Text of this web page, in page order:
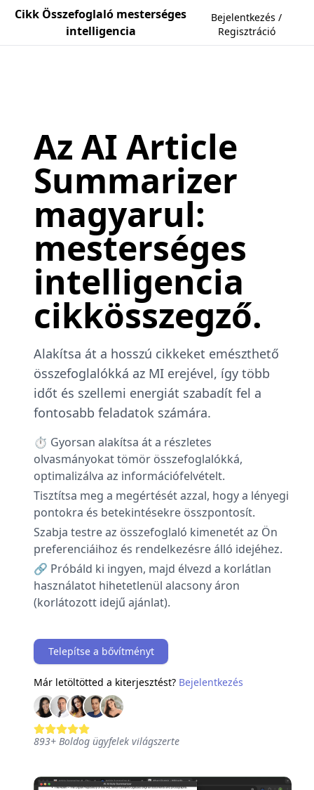
Cikk Összefoglaló mesterséges
intelligencia
Bejelentkezés /
Regisztráció
Az AI Article
Summarizer
magyarul:
mesterséges
intelligencia
cikkösszegző.
Alakítsa át a hosszú cikkeket emészthető
összefoglalókká az MI erejével, így több
időt és szellemi energiát szabadít fel a
fontosabb feladatok számára.
⏱️ Gyorsan alakítsa át a részletes
olvasmányokat tömör összefoglalókká,
optimalizálva az információfelvételt.
Tisztítsa meg a megértését azzal, hogy a lényegi
pontokra és betekintésekre összpontosít.
Szabja testre az összefoglaló kimenetét az Ön
preferenciáihoz és rendelkezésre álló idejéhez.
🔗 Próbáld ki ingyen, majd élvezd a korlátlan
használatot hihetetlenül alacsony áron
(korlátozott idejű ajánlat).
Telepítse a bővítményt
Már letöltötted a kiterjesztést? Bejelentkezés
893+ Boldog ügyfelek világszerte